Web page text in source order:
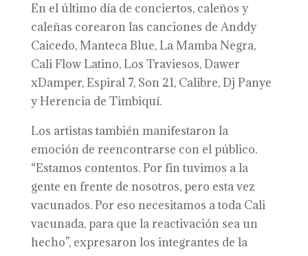
En el último día de conciertos, caleños y
caleñas corearon las canciones de Anddy
Caicedo, Manteca Blue, La Mamba Negra,
Cali Flow Latino, Los Traviesos, Dawer
xDamper, Espiral 7, Son 21, Calibre, Dj Panye
y Herencia de Timbiquí.
Los artistas también manifestaron la
emoción de reencontrarse con el público.
“Estamos contentos. Por fin tuvimos a la
gente en frente de nosotros, pero esta vez
vacunados. Por eso necesitamos a toda Cali
vacunada, para que la reactivación sea un
hecho”, expresaron los integrantes de la